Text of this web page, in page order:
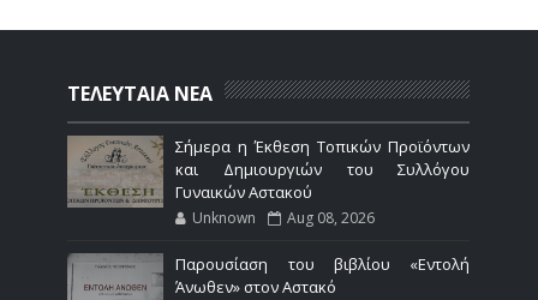
ΤΕΛΕΥΤΑΙΑ ΝΕΑ
Σήμερα η Έκθεση Τοπικών Προϊόντων
και Δημιουργιών του Συλλόγου
Γυναικών Αστακού
Unknown Aug 08, 2026
Παρουσίαση του βιβλίου «Εντολή
Άνωθεν» στον Αστακό